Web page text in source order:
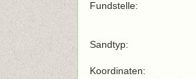
Fundstelle:
Sandtyp:
Koordinaten: